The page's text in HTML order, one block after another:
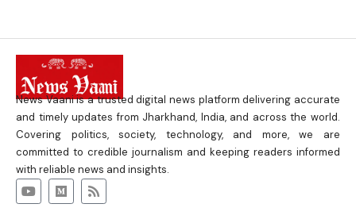
News Vaani is a trusted digital news platform delivering accurate
and timely updates from Jharkhand, India, and across the world.
Covering politics, society, technology, and more, we are
committed to credible journalism and keeping readers informed
with reliable news and insights.